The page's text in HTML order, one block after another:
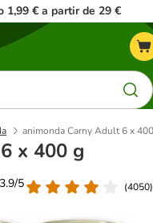
1,99 € a partir de 29 €
animonda Carny Adult 6 x
x 400 g
5
(4050)